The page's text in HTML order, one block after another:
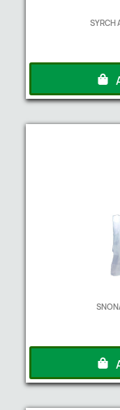
SYRCH